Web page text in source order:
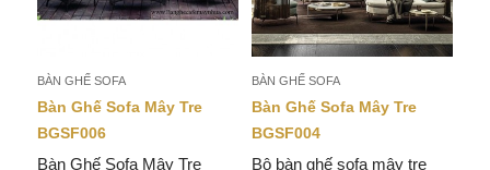
BÀN GHẾ SOFA
Bàn Ghế Sofa Mây Tre
BGSF006
Bàn Ghế Sofa Mây Tre
BÀN GHẾ SOFA
Bàn Ghế Sofa Mây Tre
BGSF004
Bộ bàn ghế sofa mây tre